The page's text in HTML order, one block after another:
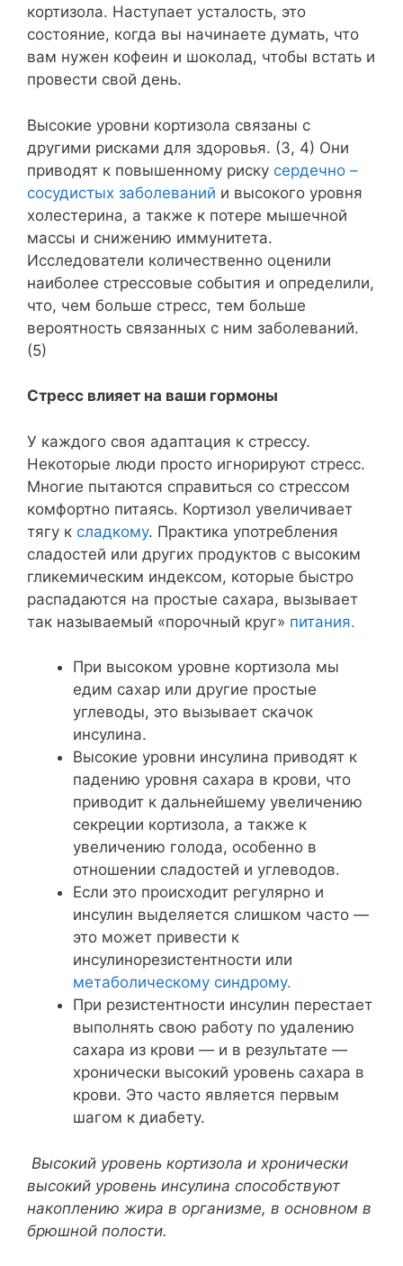
кортизола. Наступает усталость, это
состояние, когда вы начинаете думать, что
вам нужен кофеин и шоколад, чтобы встать и
провести свой день.
Высокие уровни кортизола связаны с
другими рисками для здоровья. (3, 4) Они
приводят к повышенному риску сердечно –
сосудистых заболеваний и высокого уровня
холестерина, а также к потере мышечной
массы и снижению иммунитета.
Исследователи количественно оценили
наиболее стрессовые события и определили,
что, чем больше стресс, тем больше
вероятность связанных с ним заболеваний.
(5)
Стресс влияет на ваши гормоны
У каждого своя адаптация к стрессу.
Некоторые люди просто игнорируют стресс.
Многие пытаются справиться со стрессом
комфортно питаясь. Кортизол увеличивает
тягу к сладкому. Практика употребления
сладостей или других продуктов с высоким
гликемическим индексом, которые быстро
распадаются на простые сахара, вызывает
так называемый «порочный круг» питания.
При высоком уровне кортизола мы
едим сахар или другие простые
углеводы, это вызывает скачок
инсулина.
Высокие уровни инсулина приводят к
падению уровня сахара в крови, что
приводит к дальнейшему увеличению
секреции кортизола, а также к
увеличению голода, особенно в
отношении сладостей и углеводов.
Если это происходит регулярно и
инсулин выделяется слишком часто —
это может привести к
инсулинорезистентности или
метаболическому синдрому.
При резистентности инсулин перестает
выполнять свою работу по удалению
сахара из крови — и в результате —
хронически высокий уровень сахара в
крови. Это часто является первым
шагом к диабету.
Высокий уровень кортизола и хронически
высокий уровень инсулина способствуют
накоплению жира в организме, в основном в
брюшной полости.